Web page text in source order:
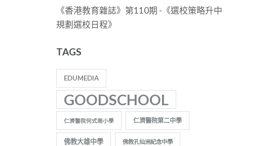
《香港教育雜誌》第110期 -《選校策略升中
規劃選校日程》
TAGS
EDUMEDIA
GOODSCHOOL
仁濟醫院何式南小學 仁濟醫院第二中學
佛教大雄中學 佛教孔仙洲紀念中學